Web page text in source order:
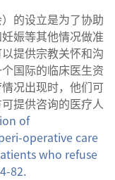
的设立是为了协助
娠等其他情况做准
提供宗教关怀和沟
国际的临床医生资
况出现时，他们可
提供咨询的医疗人
of
operative care
who refuse
82.